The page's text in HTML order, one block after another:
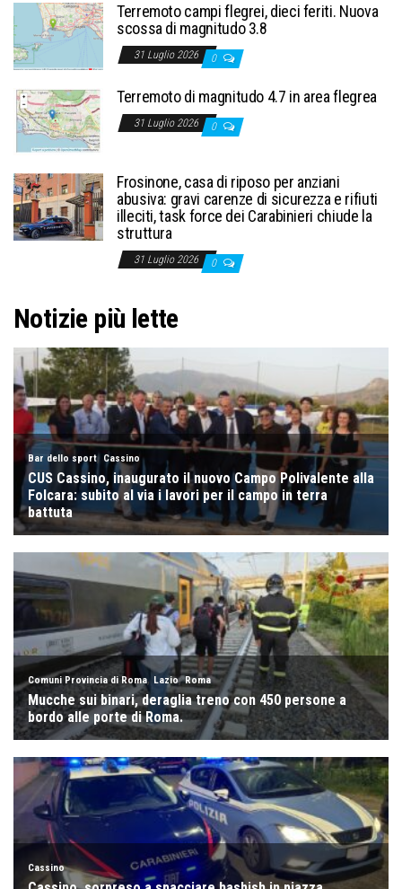
Terremoto campi flegrei, dieci feriti. Nuova
scossa di magnitudo 3.8
31 Luglio 2026 0
Terremoto di magnitudo 4.7 in area flegrea
31 Luglio 2026 0
Frosinone, casa di riposo per anziani
abusiva: gravi carenze di sicurezza e rifiuti
illeciti, task force dei Carabinieri chiude la
struttura
31 Luglio 2026 0
Notizie più lette